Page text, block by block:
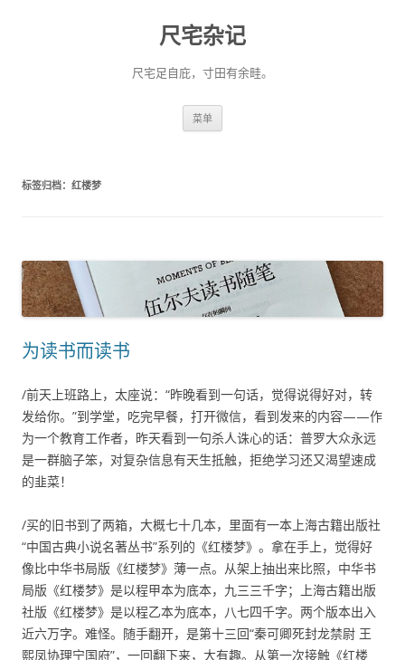
尺宅杂记
尺宅足自庇，寸田有余畦。
菜单
标签归档： 红楼梦
为读书而读书
/前天上班路上，太座说：“昨晚看到一句话，觉得说得好对，转
发给你。”到学堂，吃完早餐，打开微信，看到发来的内容——作
为一个教育工作者，昨天看到一句杀人诛心的话：普罗大众永远
是一群脑子笨，对复杂信息有天生抵触，拒绝学习还又渴望速成
的韭菜！
/买的旧书到了两箱，大概七十几本，里面有一本上海古籍出版社
“中国古典小说名著丛书”系列的《红楼梦》。拿在手上，觉得好
像比中华书局版《红楼梦》薄一点。从架上抽出来比照，中华书
局版《红楼梦》是以程甲本为底本，九三三千字；上海古籍出版
社版《红楼梦》是以程乙本为底本，八七四千字。两个版本出入
近六万字。难怪。随手翻开，是第十三回“秦可卿死封龙禁尉 王
熙凤协理宁国府”，一回翻下来，大有趣。从第一次接触《红楼